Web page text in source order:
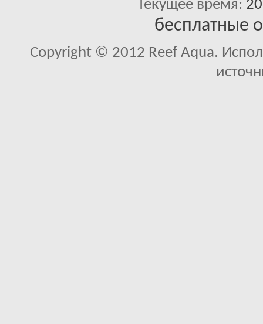
Текущее время:
бесплатные
Copyright © 2012 Reef Aqua.